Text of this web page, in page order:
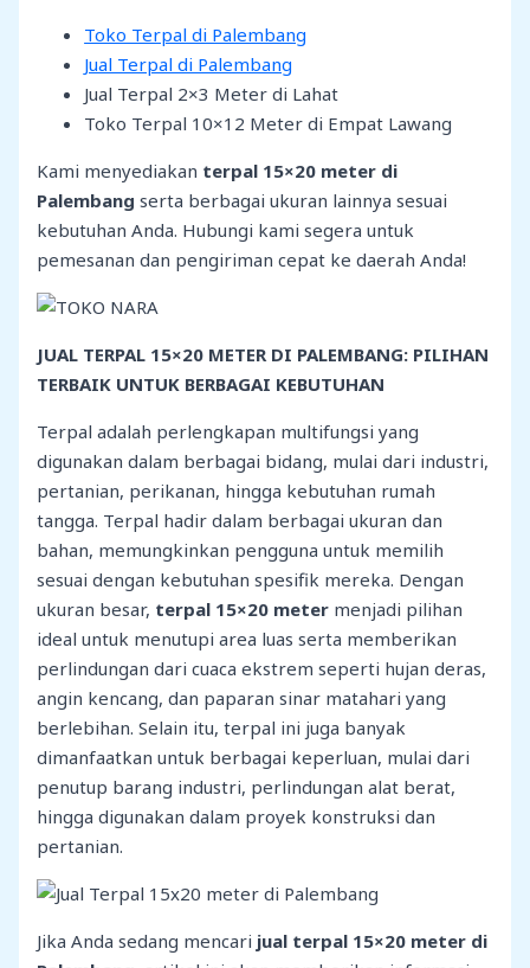
Toko Terpal di Palembang
Jual Terpal di Palembang
Jual Terpal 2×3 Meter di Lahat
Toko Terpal 10×12 Meter di Empat Lawang
Kami menyediakan terpal 15×20 meter di
Palembang serta berbagai ukuran lainnya sesuai
kebutuhan Anda. Hubungi kami segera untuk
pemesanan dan pengiriman cepat ke daerah Anda!
JUAL TERPAL 15×20 METER DI PALEMBANG: PILIHAN
TERBAIK UNTUK BERBAGAI KEBUTUHAN
Terpal adalah perlengkapan multifungsi yang
digunakan dalam berbagai bidang, mulai dari industri,
pertanian, perikanan, hingga kebutuhan rumah
tangga. Terpal hadir dalam berbagai ukuran dan
bahan, memungkinkan pengguna untuk memilih
sesuai dengan kebutuhan spesifik mereka. Dengan
ukuran besar, terpal 15×20 meter menjadi pilihan
ideal untuk menutupi area luas serta memberikan
perlindungan dari cuaca ekstrem seperti hujan deras,
angin kencang, dan paparan sinar matahari yang
berlebihan. Selain itu, terpal ini juga banyak
dimanfaatkan untuk berbagai keperluan, mulai dari
penutup barang industri, perlindungan alat berat,
hingga digunakan dalam proyek konstruksi dan
pertanian.
Jika Anda sedang mencari jual terpal 15×20 meter di